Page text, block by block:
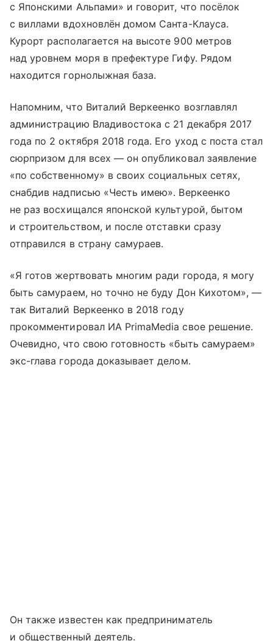
с Японскими Альпами» и говорит, что посёлок
с виллами вдохновлён домом Санта-Клауса.
Курорт располагается на высоте 900 метров
над уровнем моря в префектуре Гифу. Рядом
находится горнолыжная база.
Напомним, что Виталий Веркеенко возглавлял
администрацию Владивостока с 21 декабря 2017
года по 2 октября 2018 года. Его уход с поста стал
сюрпризом для всех — он опубликовал заявление
«по собственному» в своих социальных сетях,
снабдив надписью «Честь имею». Веркеенко
не раз восхищался японской культурой, бытом
и строительством, и после отставки сразу
отправился в страну самураев.
«Я готов жертвовать многим ради города, я могу
быть самураем, но точно не буду Дон Кихотом», —
так Виталий Веркеенко в 2018 году
прокомментировал ИА PrimaMedia свое решение.
Очевидно, что свою готовность «быть самураем»
экс-глава города доказывает делом.
Он также известен как предприниматель
и общественный деятель.